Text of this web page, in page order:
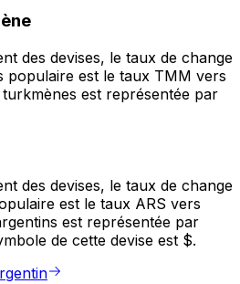
des devises, le taux de change
populaire est le taux TMM vers
est représentée par
des devises, le taux de change
est le taux ARS vers
est représentée par
de cette devise est $.